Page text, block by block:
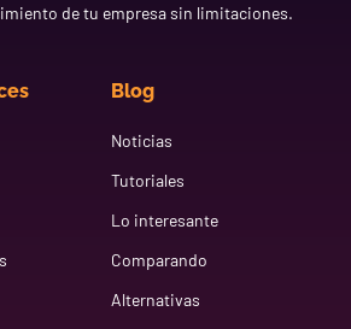
de tu empresa sin limitaciones.
Blog
Noticias
Tutoriales
Lo interesante
Comparando
Alternativas